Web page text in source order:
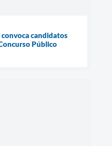
candidatos
Público